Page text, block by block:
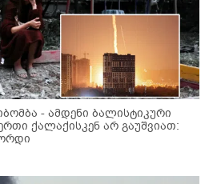
- ამდენი ბალისტიკური
ქალაქისკენ არ გაუშვიათ: